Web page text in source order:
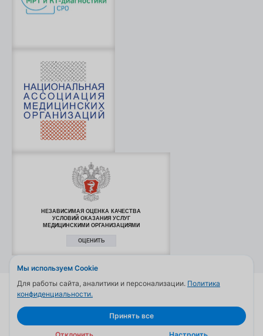
НЕЗАВИСИМАЯ ОЦЕНКА КАЧЕСТВА
УСЛОВИЙ ОКАЗАНИЯ УСЛУГ
МЕДИЦИНСКИМИ ОРГАНИЗАЦИЯМИ
ОЦЕНИТЬ
© 2006—2026
Обращаем ваше внимание на то, что данный сайт и все
информационные материалы и цены, размещенные на сайте, носят
информационный характер и ни при каких условиях не являются
Мы используем Cookie
Для работы сайта, аналитики и персонализации. Политика
конфиденциальности.
Принять все